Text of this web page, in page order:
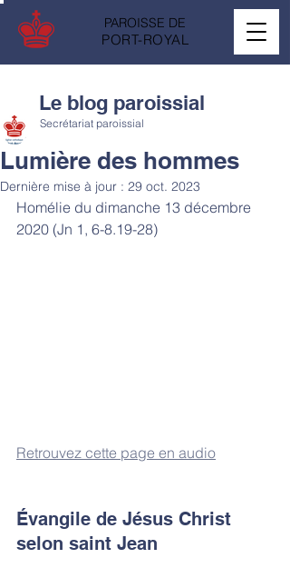
PAROISSE DE
PORT-ROYAL
Lumière des hommes
Secrétariat paroissial
Dernière mise à jour : 29 oct. 2023
Homélie du dimanche 13 décembre
2020 (Jn 1, 6-8.19-28)
Retrouvez cette page en audio
Évangile de Jésus Christ
selon saint Jean
Le blog paroissial